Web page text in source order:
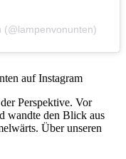
(@lampenvonunten)
auf Instagram
Perspektive. Vor
wandte den Blick aus
Über unseren